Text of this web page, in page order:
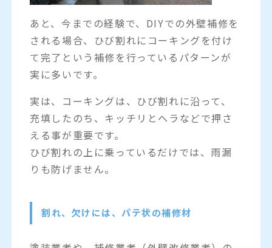
あと、今までの経験で、DIYでの外壁補修を
される場合、ひび割れにコーキングを付け
て完了という補修を行っているパターンが
実に多いです。
実は、コーキングは、ひび割れに沿って、
充填したのち、キッチリとヘラなどで押さ
える事が重要です。
ひび割れの上に乗っているだけでは、雨漏
りも防げません。
割れ、欠けには、パテ状の補修材